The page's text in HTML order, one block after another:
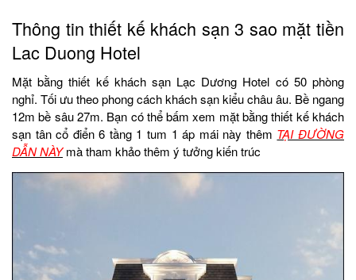
Thông tin thiết kế khách sạn 3 sao mặt tiền
Lac Duong Hotel
Mặt bằng thiết kế khách sạn Lạc Dương Hotel có 50 phòng
nghỉ. Tối ưu theo phong cách khách sạn kiểu châu âu. Bề ngang
12m bề sâu 27m. Bạn có thể bấm xem mặt bằng thiết kế khách
sạn tân cổ điển 6 tầng 1 tum 1 áp mái này thêm TẠI ĐƯỜNG
DẪN NÀYmà tham khảo thêm ý tưởng kiến trúc